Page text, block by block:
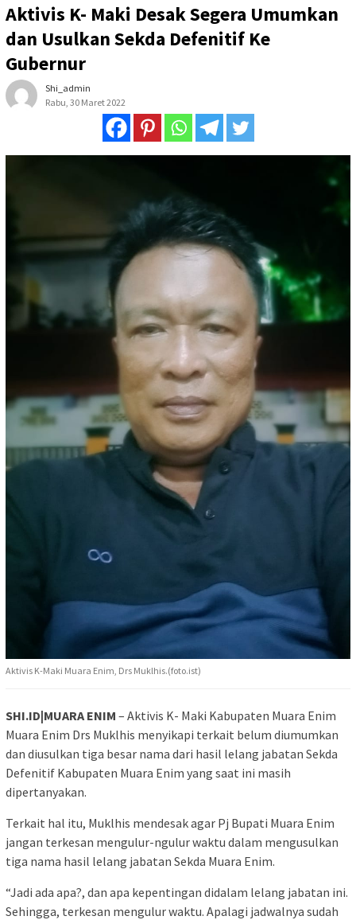
Aktivis K- Maki Desak Segera Umumkan
dan Usulkan Sekda Defenitif Ke
Gubernur
Shi_admin
Rabu, 30 Maret 2022
Aktivis K-Maki Muara Enim, Drs Muklhis.(foto.ist)
SHI.ID|MUARA ENIM – Aktivis K- Maki Kabupaten Muara Enim
Muara Enim Drs Muklhis menyikapi terkait belum diumumkan
dan diusulkan tiga besar nama dari hasil lelang jabatan Sekda
Defenitif Kabupaten Muara Enim yang saat ini masih
dipertanyakan.
Terkait hal itu, Muklhis mendesak agar Pj Bupati Muara Enim
jangan terkesan mengulur-ngulur waktu dalam mengusulkan
tiga nama hasil lelang jabatan Sekda Muara Enim.
“Jadi ada apa?, dan apa kepentingan didalam lelang jabatan ini.
Sehingga, terkesan mengulur waktu. Apalagi jadwalnya sudah